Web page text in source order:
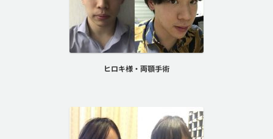
ヒロキ様・両顎手術